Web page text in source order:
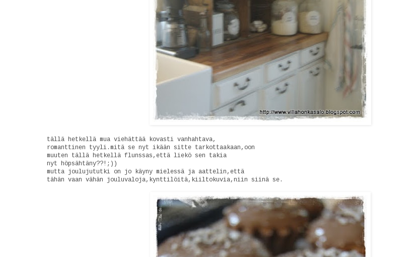
tällä hetkellä mua viehättää kovasti vanhahtava,
romanttinen tyyli.mitä se nyt ikään sitte tarkottaakaan,oon
muuten tällä hetkellä flunssas,että liekö sen takia
nyt höpsähtäny??!;))
mutta joulujututki on jo käyny mielessä ja aattelin,että
tähän vaan vähän jouluvaloja,kynttilöitä,kiiltokuvia,niin siinä se.